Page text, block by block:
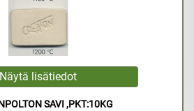
SAVI ,PKT:10KG